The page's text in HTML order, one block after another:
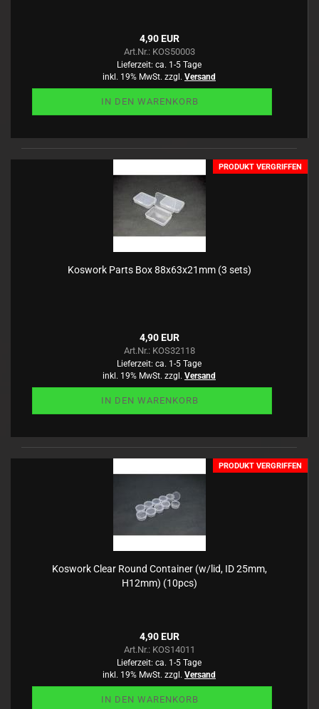
4,90 EUR
Art.Nr.: KOS50003
Lieferzeit: ca. 1-5 Tage
inkl. 19% MwSt. zzgl. Versand
IN DEN WARENKORB
PRODUKT VERGRIFFEN
Koswork Parts Box 88x63x21mm (3 sets)
4,90 EUR
Art.Nr.: KOS32118
Lieferzeit: ca. 1-5 Tage
inkl. 19% MwSt. zzgl. Versand
IN DEN WARENKORB
PRODUKT VERGRIFFEN
Koswork Clear Round Container (w/lid, ID 25mm,
H12mm) (10pcs)
4,90 EUR
Art.Nr.: KOS14011
Lieferzeit: ca. 1-5 Tage
inkl. 19% MwSt. zzgl. Versand
IN DEN WARENKORB